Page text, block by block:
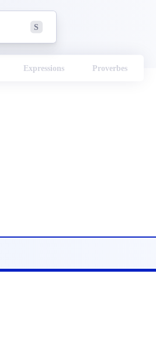
S
Expressions Proverbes